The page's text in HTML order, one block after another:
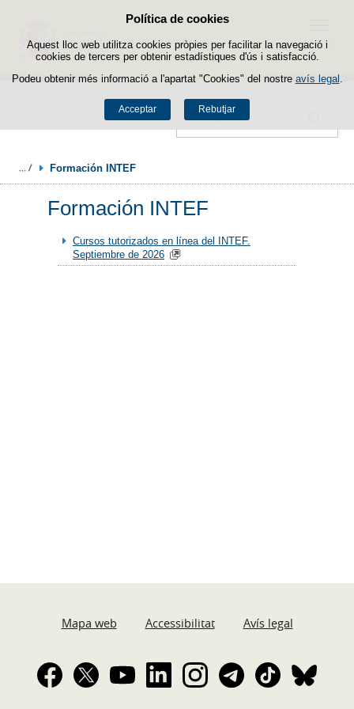
Política de cookies
Aquest lloc web utilitza cookies pròpies per facilitar la navegació i
cookies de tercers per obtenir estadístiques d'ús i satisfacció.
Podeu obtenir més informació a l'apartat "Cookies" del nostre avís legal
Acceptar Rebutjar
Passar al contingut
Cercador
Menú
Formación INTEF
Formación INTEF
Cursos tutorizados en línea del INTEF.
Septiembre de 2026
Mapa web Accessibilitat Avís legal